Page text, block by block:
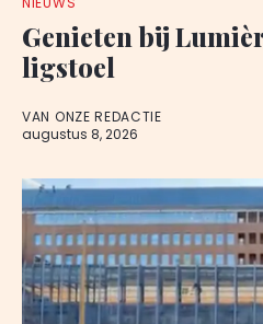
Genieten bij
ligstoel
VAN ONZE REDACTIE
augustus 8, 2026